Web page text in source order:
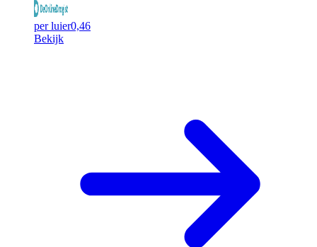
per luier0,46
Bekijk